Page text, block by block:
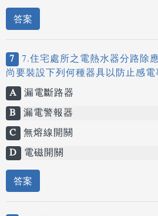
答案
7 7.住宅處所之電熱水器分路除
尚要裝設下列何種器具以防止感
A 漏電斷路器
B 漏電警報器
C 無熔線開關
D 電磁開關
答案